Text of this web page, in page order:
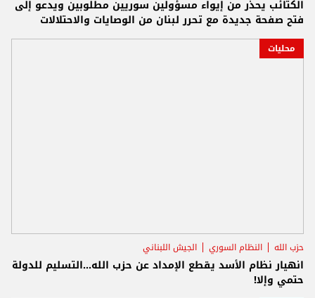
الكتائب يحذر من إيواء مسؤولين سوريين مطلوبين ويدعو إلى
فتح صفحة جديدة مع تحرر لبنان من الوصايات والاحتلالات
محليات
حزب الله النظام السوري الجيش اللبناني
انهيار نظام الأسد يقطع الإمداد عن حزب الله...التسليم للدولة
حتمي وإلا!